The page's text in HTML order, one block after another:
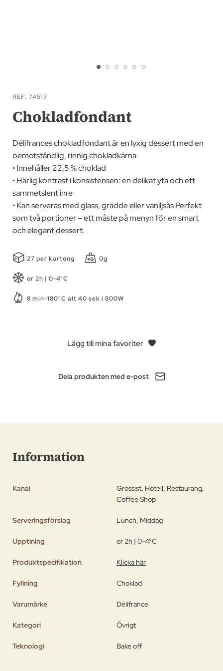
till
början
av
REF 74517
Chokladfondant
Délifrances chokladfondant är en lyxig dessert med en
oemotståndlig, rinnig chokladkärna
• Innehåller 22,5 % choklad
• Härlig kontrast i konsistensen: en delikat yta och ett
sammetslent inre
• Kan serveras med glass, grädde eller vaniljsås Perfekt
som två portioner – ett måste på menyn för en smart
och elegant dessert.
27 per kartong 0g
or 2h | 0-4°C
8 min-180°C alt 40 sek i 800W
Lägg till mina favoriter
Dela produkten med e-post
Information
Kanal
Grossist, Hotell, Restaurang,
Coffee Shop
Serveringsförslag Lunch, Middag
Upptining or 2h | 0-4°C
Produktspecifikation Klicka här
Fyllning Choklad
Varumärke Délifrance
Kategori Övrigt
Teknologi Bake off